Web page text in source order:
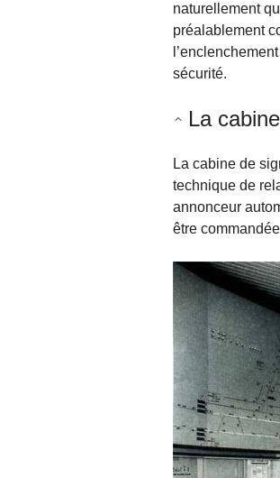
naturellement
préalablement
sécurité.
La
La cabine de
technique de
annonceur
être